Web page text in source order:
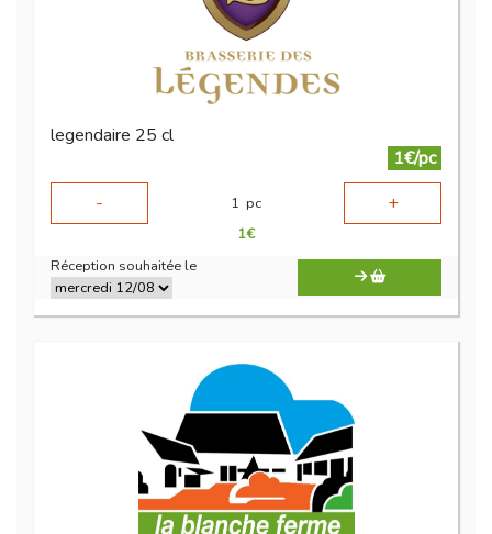
legendaire 25 cl
1€/pc
-
1 pc +
1€
Réception souhaitée le